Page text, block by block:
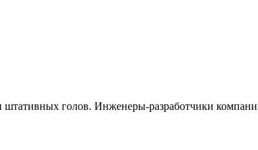
голов. Инженеры-разработчики